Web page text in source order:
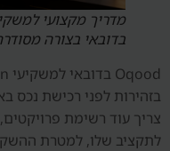
מדריך מקצועי
בדובאי בצורה
בזהירות לפני רכישת נכס
לתקציב שלו, למטרת